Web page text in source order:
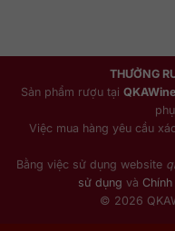
THƯỞNG
Sản phẩm rượu tại QKAWine
Việc mua hàng yêu cầu
Bằng việc sử dụng website
sử dụng và
© 2026